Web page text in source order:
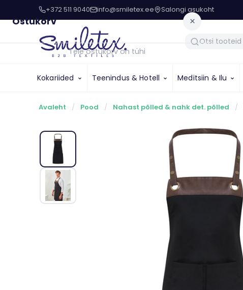
+372 511 9040 info@smiletex.ee Salongi asukoht
Kokariided Teenindus & Hotell Meditsiin & Ilu
Avaleht / Pood / Nahast põlled & nahk det. põlled /
Ostukorv ×
Teie ostukorv on tühi